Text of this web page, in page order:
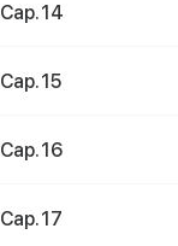
Cap. 14
Cap. 15
Cap. 16
Cap. 17